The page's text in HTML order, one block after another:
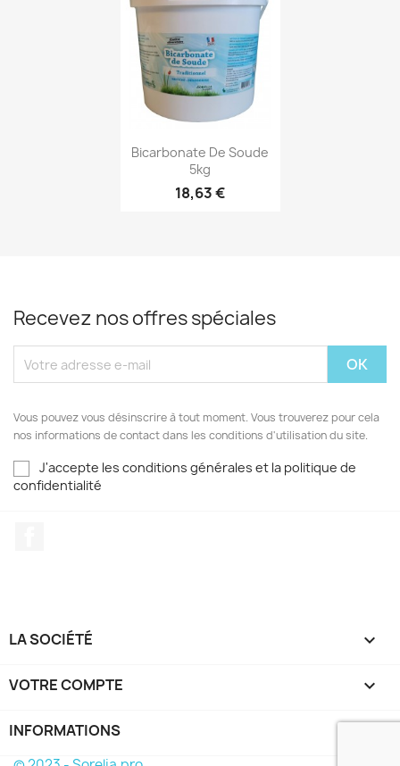
Aperçu rapide
Bicarbonate De Soude
5kg
18,63 €
Recevez nos offres spéciales
Vous pouvez vous désinscrire à tout moment. Vous trouverez pour cela
nos informations de contact dans les conditions d'utilisation du site.
J'accepte les conditions générales et la politique de
confidentialité
LA SOCIÉTÉ 
VOTRE COMPTE 
INFORMATIONS